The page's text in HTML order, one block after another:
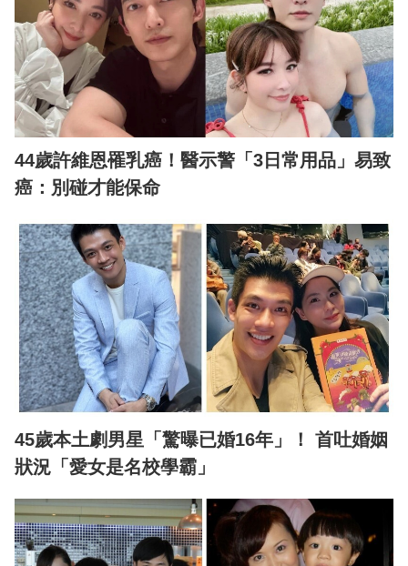
44歲許維恩罹乳癌！醫示警「3日常用品」易致
癌：別碰才能保命
45歲本土劇男星「驚曝已婚16年」！ 首吐婚姻
狀況「愛女是名校學霸」